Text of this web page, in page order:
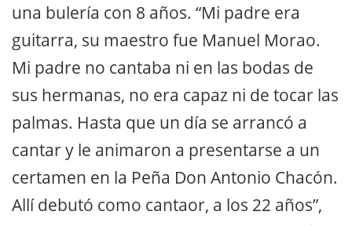
una bulería con 8 años. “Mi padre era
guitarra, su maestro fue Manuel Morao.
Mi padre no cantaba ni en las bodas de
sus hermanas, no era capaz ni de tocar las
palmas. Hasta que un día se arrancó a
cantar y le animaron a presentarse a un
certamen en la Peña Don Antonio Chacón.
Allí debutó como cantaor, a los 22 años”,